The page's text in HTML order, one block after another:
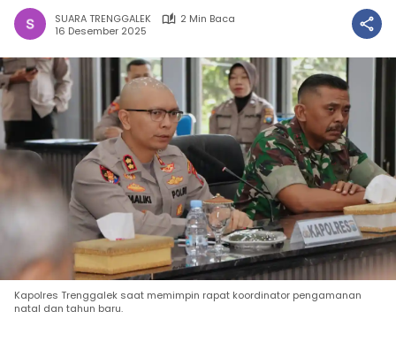
SUARA TRENGGALEK
2 Min Baca
16 Desember 2025
Kapolres Trenggalek saat memimpin rapat koordinator pengamanan
natal dan tahun baru.